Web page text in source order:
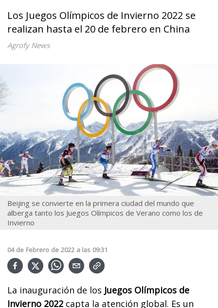
Los Juegos Olímpicos de Invierno 2022 se
realizan hasta el 20 de febrero en China
Agrofy News
Beijing se convierte en la primera ciudad del mundo que
alberga tanto los Juegos Olímpicos de Verano como los de
Invierno
04 de Febrero de 2022 a las 09:31
La inauguración de los Juegos Olímpicos de
Invierno 2022 capta la atención global. Es un